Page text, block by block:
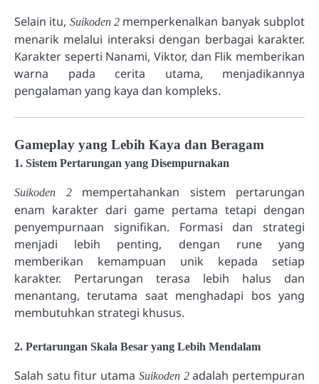
Selain itu, Suikoden 2 memperkenalkan banyak subplot
menarik melalui interaksi dengan berbagai karakter.
Karakter seperti Nanami, Viktor, dan Flik memberikan
warna pada cerita utama, menjadikannya
pengalaman yang kaya dan kompleks.
Gameplay yang Lebih Kaya dan Beragam
1. Sistem Pertarungan yang Disempurnakan
Suikoden 2mempertahankan sistem pertarungan
enam karakter dari game pertama tetapi dengan
penyempurnaan signifikan. Formasi dan strategi
menjadi lebih penting, dengan rune yang
memberikan kemampuan unik kepada setiap
karakter. Pertarungan terasa lebih halus dan
menantang, terutama saat menghadapi bos yang
membutuhkan strategi khusus.
2. Pertarungan Skala Besar yang Lebih Mendalam
Salah satu fitur utama Suikoden 2adalah pertempuran